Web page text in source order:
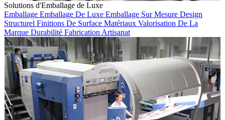
Solutions d'Emballage de Luxe
Emballage Emballage De Luxe Emballage Sur Mesure Design
Structurel Finitions De Surface Matériaux Valorisation De La
Marque Durabilité Fabrication Artisanat